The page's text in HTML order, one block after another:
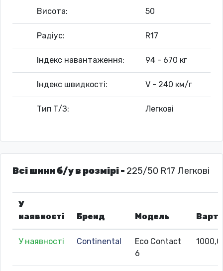
Висота: 50
Радіус: R17
Індекс навантаження: 94 - 670 кг
Індекс швидкості: V - 240 км/г
Тип Т/З: Легкові
Всі шини б/у в розмірі - 225/50 R17 Легкові
У
наявності
Бренд Модель
У наявності Continental
Eco Contact
6